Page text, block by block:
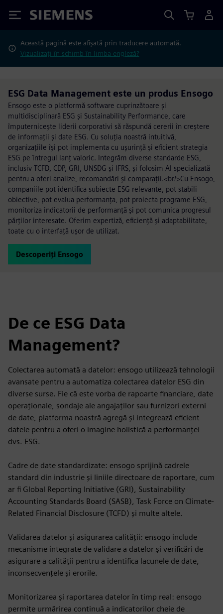
Siemens
Această pagină este afișată prin traducere automată.
Vizualizați în schimb în limba engleză?
ESG Data Management este un produs Ensogo
Ensogo este o platformă software cuprinzătoare și
multidisciplinară ESG și Sustainability Performance, care
împuternicește liderii corporativi să răspundă cererii în creștere
de informații și date ESG. Cu soluția noastră intuitivă,
organizațiile își pot implementa cu ușurință și eficient strategia
ESG pe întregul lanț valoric. Integrăm diverse standarde ESG,
inclusiv TCFD, CDP, GRI, UNSDG și IFRS, și folosim AI specializată
pentru a oferi analize, recomandări și comparații.<br/>Cu Ensogo,
companiile pot identifica subiecte ESG relevante, pot stabili
obiective, pot evalua performanța, pot proiecta programe ESG,
monitoriza indicatorii de performanță și pot comunica progresul
părților interesate. Oferim expertiză, eficiență și adaptabilitate,
toate cu o interfață ușor de utilizat.
Descoperiți Ensogo
De ce ESG Data
Management?
Colectarea automată a datelor: ensogo utilizează tehnologii
avansate pentru a automatiza colectarea datelor ESG din
diverse surse. Fie că este vorba de rapoarte financiare, date
operaționale, sondaje ale angajaților sau furnizori externi
de date, platforma noastră agregă și integrează eficient
datele pentru a oferi o imagine holistică a performanței
dvs. ESG.
Cadre de date standardizate: ensogo sprijină cadrele
standard din industrie și liniile directoare de raportare, cum
ar fi Global Reporting Initiative (GRI), Sustainability
Accounting Standards Board (SASB), Task Force on Climate-
Related Financial Disclosure (TCFD) și multe altele.
Validarea datelor și asigurarea calității: ensogo include
mecanisme integrate de validare a datelor și verificări de
asigurare a calității pentru a identifica lacunele de date,
inconsecvențele și erorile.
Monitorizarea și raportarea datelor în timp real: ensogo
permite urmărirea continuă a indicatorilor cheie de